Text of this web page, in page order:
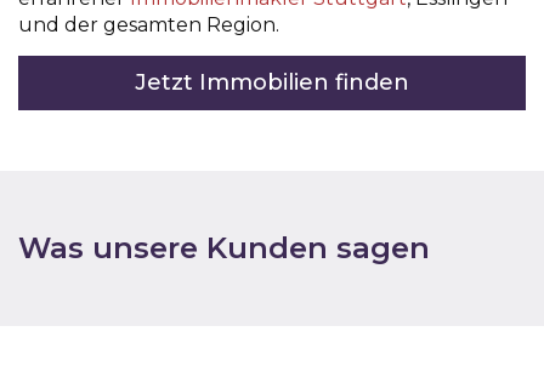
und der gesamten Region.
Jetzt Immobilien finden
Was unsere Kunden sagen